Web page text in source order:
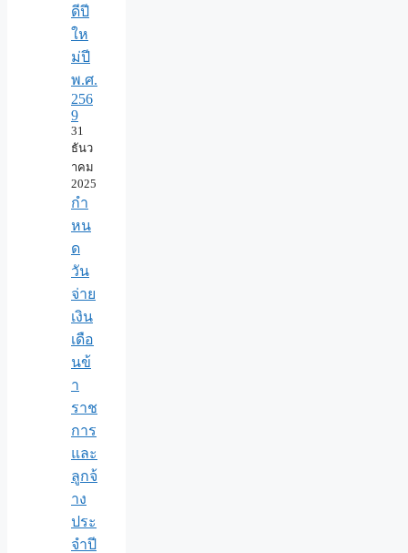
ดีปี
ให
ม่ปี
พ.ศ.
256
9
31
ธันว
าคม
2025
กำ
หน
ด
วัน
จ่าย
เงิน
เดือ
นข้
า
ราช
การ
และ
ลูกจ้
าง
ประ
จำปี